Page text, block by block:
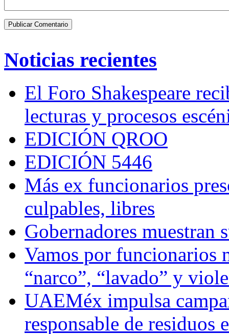
Noticias recientes
El Foro Shakespeare
lecturas y procesos
EDICIÓN QROO
EDICIÓN 5446
Más ex funcionarios
culpables, libres
Gobernadores muestran
Vamos por funcionarios
“narco”, “lavado” y
UAEMéx impulsa
responsable de residuos